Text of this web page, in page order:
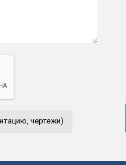
чертежи)